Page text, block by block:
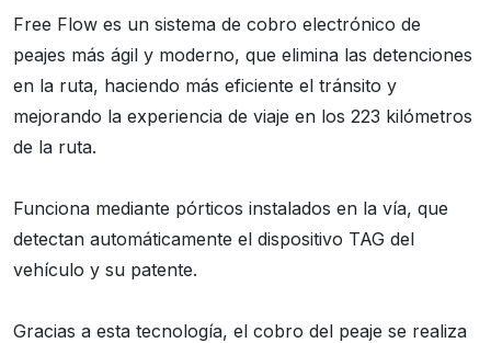
Free Flow es un sistema de cobro electrónico de
peajes más ágil y moderno, que elimina las detenciones
en la ruta, haciendo más eficiente el tránsito y
mejorando la experiencia de viaje en los 223 kilómetros
de la ruta.
Funciona mediante pórticos instalados en la vía, que
detectan automáticamente el dispositivo TAG del
vehículo y su patente.
Gracias a esta tecnología, el cobro del peaje se realiza